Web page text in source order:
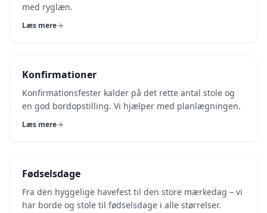
med ryglæn.
Læs mere
Konfirmationer
Konfirmationsfester kalder på det rette antal stole og
en god bordopstilling. Vi hjælper med planlægningen.
Læs mere
Fødselsdage
Fra den hyggelige havefest til den store mærkedag – vi
har borde og stole til fødselsdage i alle størrelser.